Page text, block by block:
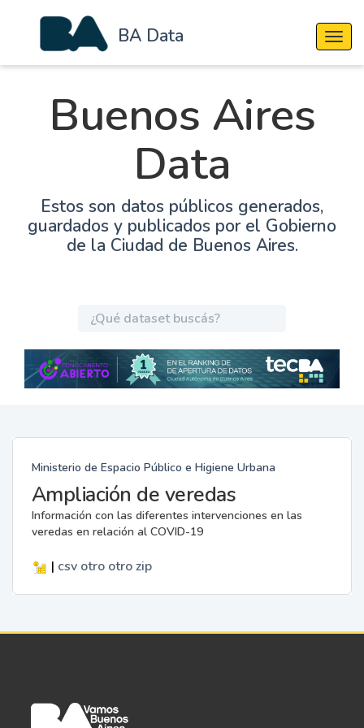
BA Data
Buenos Aires
Data
Estos son datos públicos generados,
guardados y publicados por el Gobierno
de la Ciudad de Buenos Aires.
Ministerio de Espacio Público e Higiene Urbana
Ampliación de veredas
Información con las diferentes intervenciones en las
veredas en relación al COVID-19
| csv otro otro zip